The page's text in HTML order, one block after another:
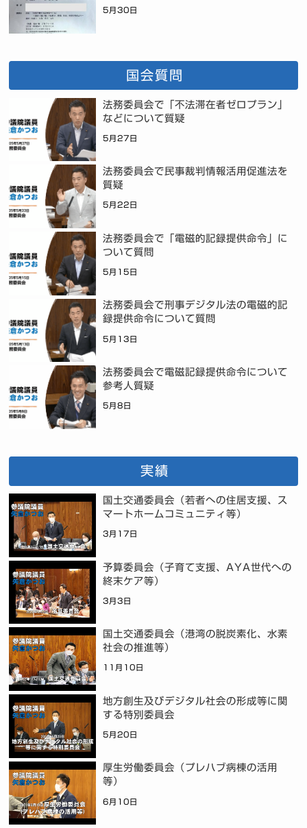
5月30日
国会質問
法務委員会で「不法滞在者ゼロプラン」
などについて質疑
5月27日
法務委員会で民事裁判情報活用促進法を
質疑
5月22日
法務委員会で「電磁的記録提供命令」に
ついて質問
5月15日
法務委員会で刑事デジタル法の電磁的記
録提供命令について質問
5月13日
法務委員会で電磁記録提供命令について
参考人質疑
5月8日
実績
国土交通委員会（若者への住居支援、ス
マートホームコミュニティ等）
3月17日
予算委員会（子育て支援、AYA世代への
終末ケア等）
3月3日
国土交通委員会（港湾の脱炭素化、水素
社会の推進等）
11月10日
地方創生及びデジタル社会の形成等に関
する特別委員会
5月20日
厚生労働委員会（プレハブ病棟の活用
等）
6月10日